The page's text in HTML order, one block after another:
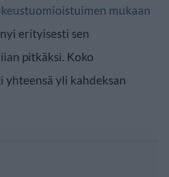
mukaan
erityisesti sen
pitkäksi. Koko
yhteensä yli kahdeksan